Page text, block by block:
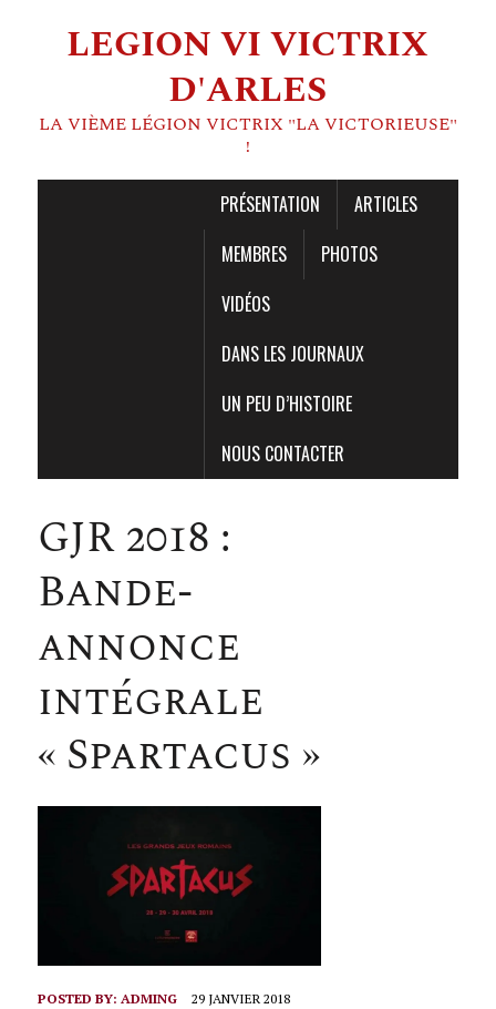
LEGION VI VICTRIX
D'ARLES
LA VIÈME LÉGION VICTRIX "LA VICTORIEUSE"
!
PRÉSENTATION
ARTICLES
MEMBRES
PHOTOS
VIDÉOS
DANS LES JOURNAUX
UN PEU D’HISTOIRE
NOUS CONTACTER
GJR 2018 :
Bande-
annonce
intégrale
« Spartacus »
POSTED BY: ADMING 29 JANVIER 2018